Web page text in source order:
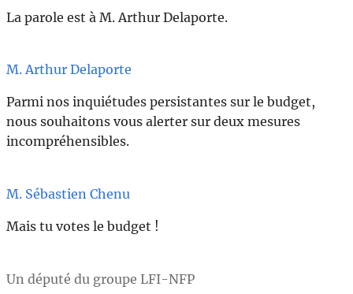
La parole est à M. Arthur Delaporte.
M. Arthur Delaporte
Parmi nos inquiétudes persistantes sur le budget,
nous souhaitons vous alerter sur deux mesures
incompréhensibles.
M. Sébastien Chenu
Mais tu votes le budget !
Un député du groupe LFI-NFP